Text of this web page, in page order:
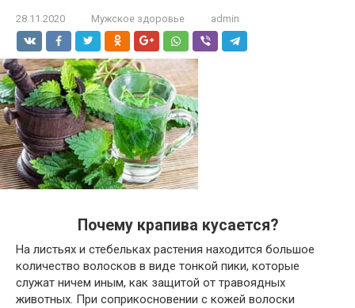
28.11.2020 Мужское здоровье admin
Почему крапива кусается?
На листьях и стебельках растения находится большое
количество волосков в виде тонкой пики, которые
служат ничем иным, как защитой от травоядных
животных. При соприкосновении с кожей волоски